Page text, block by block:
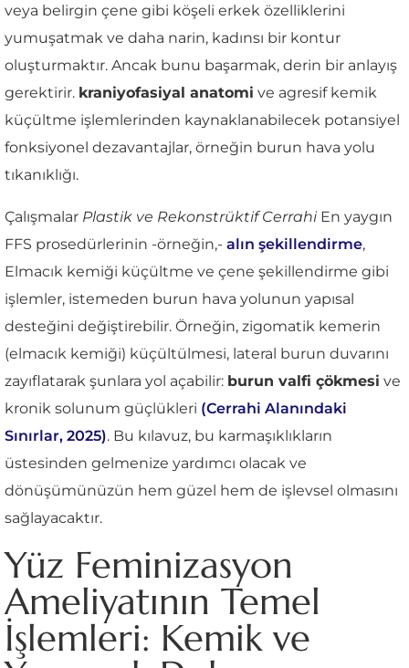
veya belirgin çene gibi köşeli erkek özelliklerini
yumuşatmak ve daha narin, kadınsı bir kontur
oluşturmaktır. Ancak bunu başarmak, derin bir anlayış
gerektirir. kraniyofasiyal anatomi ve agresif kemik
küçültme işlemlerinden kaynaklanabilecek potansiyel
fonksiyonel dezavantajlar, örneğin burun hava yolu
tıkanıklığı.
Çalışmalar Plastik ve Rekonstrüktif Cerrahi En yaygın
FFS prosedürlerinin -örneğin,- alın şekillendirme,
Elmacık kemiği küçültme ve çene şekillendirme gibi
işlemler, istemeden burun hava yolunun yapısal
desteğini değiştirebilir. Örneğin, zigomatik kemerin
(elmacık kemiği) küçültülmesi, lateral burun duvarını
zayıflatarak şunlara yol açabilir: burun valfi çökmesi ve
kronik solunum güçlükleri (Cerrahi Alanındaki
Sınırlar, 2025). Bu kılavuz, bu karmaşıklıkların
üstesinden gelmenize yardımcı olacak ve
dönüşümünüzün hem güzel hem de işlevsel olmasını
sağlayacaktır.
Yüz Feminizasyon
Ameliyatının Temel
İşlemleri: Kemik ve